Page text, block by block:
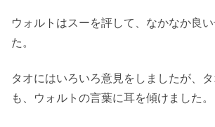
ウォルトはスーを評して、なかなか良
た。
タオにはいろいろ意見をしましたが、
も、ウォルトの言葉に耳を傾けました。